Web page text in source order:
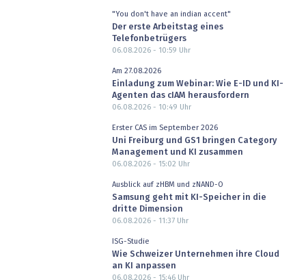
"You don't have an indian accent"
Der erste Arbeitstag eines
Telefonbetrügers
06.08.2026 - 10:59 Uhr
Am 27.08.2026
Einladung zum Webinar: Wie E-ID und KI-
Agenten das cIAM herausfordern
06.08.2026 - 10:49 Uhr
Erster CAS im September 2026
Uni Freiburg und GS1 bringen Category
Management und KI zusammen
06.08.2026 - 15:02 Uhr
Ausblick auf zHBM und zNAND-O
Samsung geht mit KI-Speicher in die
dritte Dimension
06.08.2026 - 11:37Uhr
ISG-Studie
Wie Schweizer Unternehmen ihre Cloud
an KI anpassen
06.08.2026 - 15:46Uhr